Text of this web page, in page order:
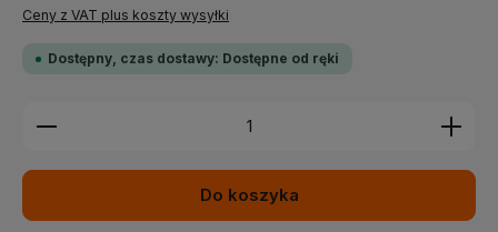
Ceny z VAT plus koszty wysyłki
Dostępny, czas dostawy: Dostępne od ręki
Ilość produktu: Wprowadź żądaną ilość lub użyj
Do koszyka